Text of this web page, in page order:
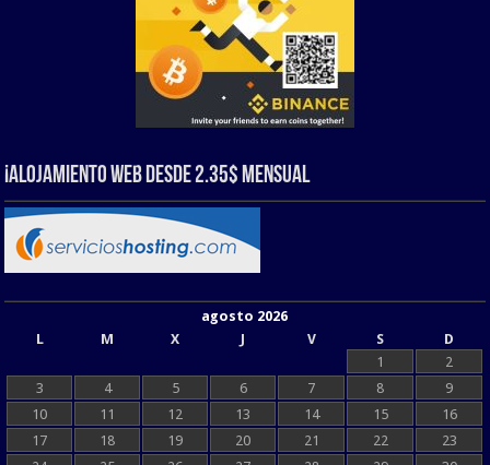
¡Alojamiento web Desde 2.35$ Mensual
agosto 2026
L
M X J V S
D
1
2
3
4 5 6 7 8
9
10
11 12 13 14 15
16
17
18 19 20 21 22
23